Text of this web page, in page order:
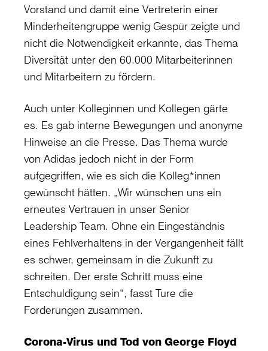
Vorstand und damit eine Vertreterin einer
Minderheitengruppe wenig Gespür zeigte und
nicht die Notwendigkeit erkannte, das Thema
Diversität unter den 60.000 Mitarbeiterinnen
und Mitarbeitern zu fördern.
Auch unter Kolleginnen und Kollegen gärte
es. Es gab interne Bewegungen und anonyme
Hinweise an die Presse. Das Thema wurde
von Adidas jedoch nicht in der Form
aufgegriffen, wie es sich die Kolleg*innen
gewünscht hätten. „Wir wünschen uns ein
erneutes Vertrauen in unser Senior
Leadership Team. Ohne ein Eingeständnis
eines Fehlverhaltens in der Vergangenheit fällt
es schwer, gemeinsam in die Zukunft zu
schreiten. Der erste Schritt muss eine
Entschuldigung sein“, fasst Ture die
Forderungen zusammen.
Corona-Virus und Tod von George Floyd